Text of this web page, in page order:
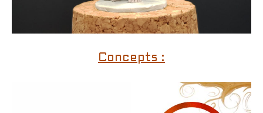
Concepts :